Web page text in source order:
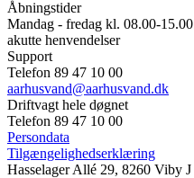
Åbningstider
Mandag - fredag kl. 08.00-
akutte henvendelser
Support
Telefon 89 47 10 00
aarhusvand@aarhusvand.dk
Driftvagt hele døgnet
Telefon 89 47 10 00
Persondata
Tilgængelighedserklæring
Hasselager Allé 29, 8260 Viby J